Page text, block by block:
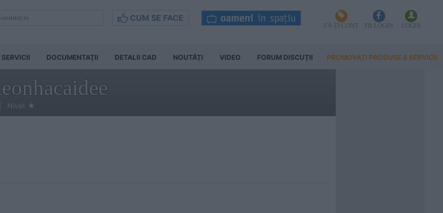
CUM SE FACE
FĂ-ȚI CONT FB LOGIN LOGIN
SERVICII DOCUMENTAŢII DETALII CAD NOUTĂȚI VIDEO FORUM DISCUŢII PROMOVAȚI PRODUSE & SERVICII
Nivel: ★